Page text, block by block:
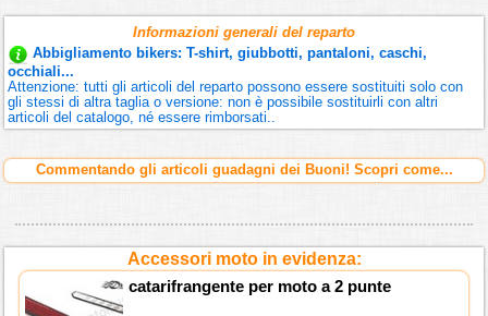
Informazioni generali del reparto
Abbigliamento bikers: T-shirt, giubbotti, pantaloni, caschi,
occhiali...
Attenzione: tutti gli articoli del reparto possono essere sostituiti solo con
gli stessi di altra taglia o versione: non è possibile sostituirli con altri
articoli del catalogo, né essere rimborsati..
Commentando gli articoli guadagni dei Buoni! Scopri come...
Accessori moto in evidenza:
catarifrangente per moto a 2 punte